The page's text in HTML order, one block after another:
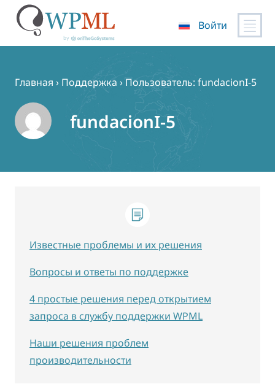
содержимому
Войти
Главная › Поддержка › Пользователь: fundacionI-5
fundacionI-5
Известные проблемы и их решения
Вопросы и ответы по поддержке
4 простые решения перед открытием
запроса в службу поддержки WPML
Наши решения проблем
производительности